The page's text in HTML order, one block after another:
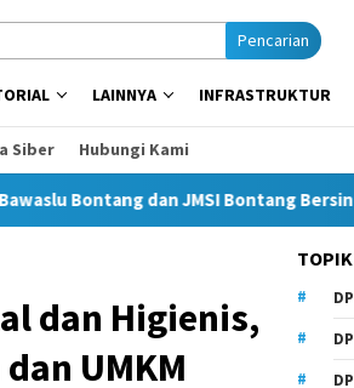
Pencarian
LAINNYA INFRASTRUKTUR
Siber Hubungi Kami
dan JMSI Bontang Bersinergi Lawan
dan Higienis,
UMKM